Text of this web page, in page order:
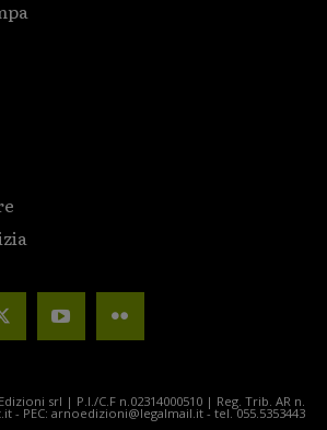
srl | P.I./C.F n.02314000510 | Reg. Trib. AR n.
- PEC: arnoedizioni@legalmail.it - tel. 055.5353443